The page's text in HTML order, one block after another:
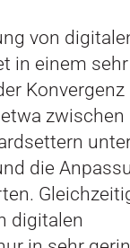
von
in einem
Konvergenz
zwischen
die
digitalen